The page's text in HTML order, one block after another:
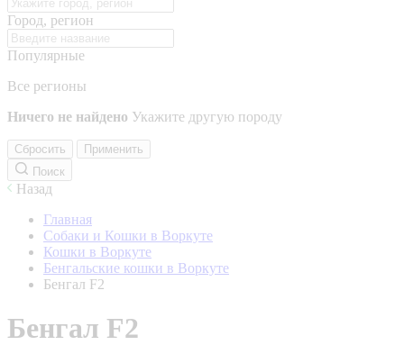
Город, регион
Популярные
Все регионы
Ничего не найдено Укажите другую породу
Сбросить
Применить
Поиск
Назад
Главная
Собаки и Кошки в Воркуте
Кошки в Воркуте
Бенгальские кошки в Воркуте
Бенгал F2
Бенгал F2